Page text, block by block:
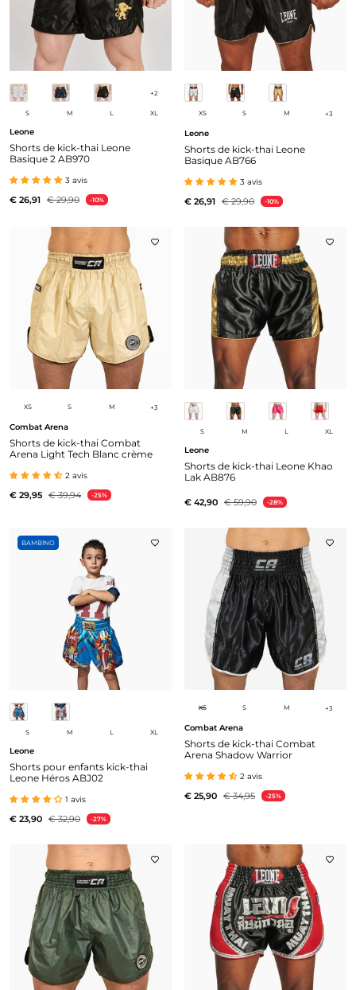
+2
S M L XL
Leone
Shorts de kick-thai Leone
Basique 2 AB970
3 avis
€ 26,91 € 29,90 -10%
XS S M +3
Leone
Shorts de kick-thai Leone
Basique AB766
3 avis
€ 26,91 € 29,90 -10%
XS S M +3
Combat Arena
Shorts de kick-thai Combat
Arena Light Tech Blanc crème
2 avis
€ 29,95 € 39,94 -25%
S M L XL
Leone
Shorts de kick-thai Leone Khao
Lak AB876
€ 42,90 € 59,90 -28%
BAMBINO
S M L XL
Leone
Shorts pour enfants kick-thai
Leone Héros ABJ02
1 avis
€ 23,90 € 32,90 -27%
XS S M +3
Combat Arena
Shorts de kick-thai Combat
Arena Shadow Warrior
2 avis
€ 25,90 € 34,95 -25%